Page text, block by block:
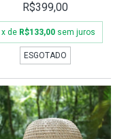
R$399,00
x de R$133,00 sem juros
ESGOTADO